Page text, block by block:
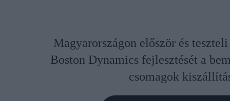
Magyarországon először és
Boston Dynamics fejlesztését a
csomagok